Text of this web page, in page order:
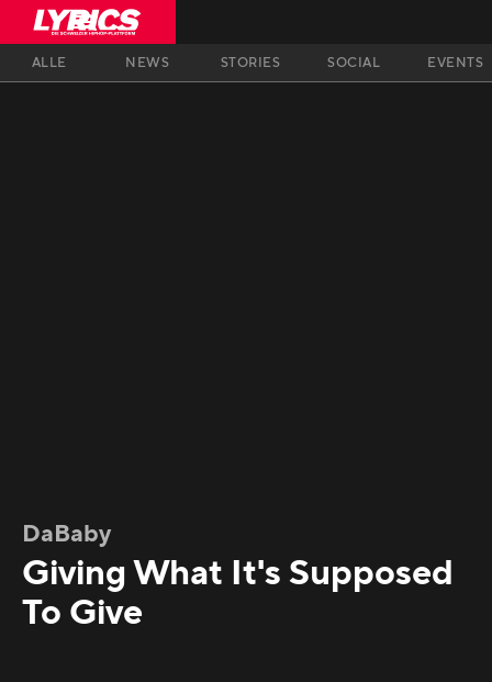
ALLE NEWS STORIES SOCIAL EVENTS
DaBaby
Giving What It's Supposed
To Give